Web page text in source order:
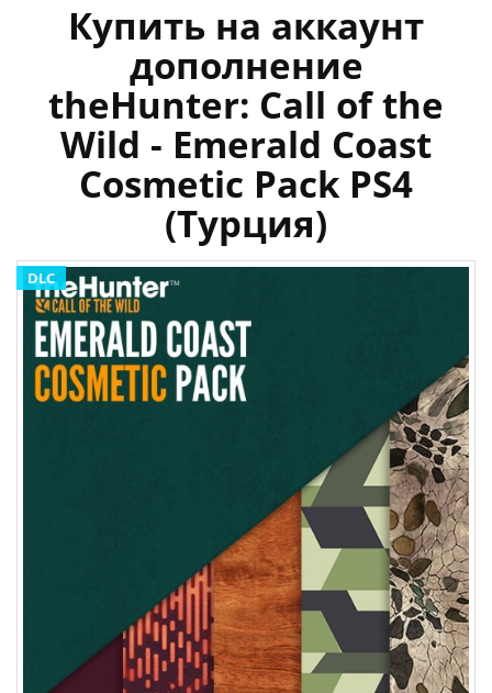
Купить на аккаунт
дополнение
theHunter: Call of the
Wild - Emerald Coast
Cosmetic Pack PS4
(Турция)
DLC